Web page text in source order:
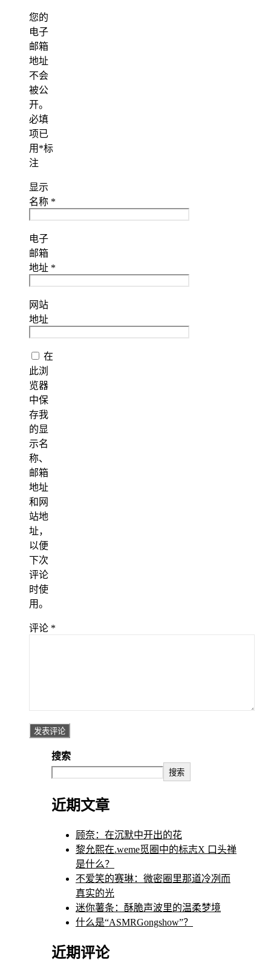
您的
电子
邮箱
地址
不会
被公
开。
必填
项已
用 *标
注
显示
名称 *
电子
邮箱
地址 *
网站
地址
在
此浏
览器
中保
存我
的显
示名
称、
邮箱
地址
和网
站地
址，
以便
下次
评论
时使
用。
评论 *
搜索
搜索
近期文章
顾奈：在沉默中开出的花
黎允熙在.weme觅圈中的标志X 口头禅
是什么？
不爱笑的赛琳：微密圈里那道冷冽而
真实的光
迷你薯条：酥脆声波里的温柔梦境
什么是“ASMRGongshow”？
近期评论